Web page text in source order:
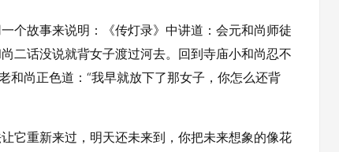
个故事来说明：《传灯录》中讲道：会元和尚师徒
二话没说就背女子渡过河去。回到寺庙小和尚忍不
和尚正色道：“我早就放下了那女子，你怎么还背
它重新来过，明天还未来到，你把未来想象的像花